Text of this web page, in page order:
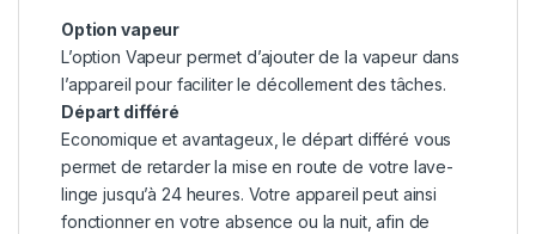
Option vapeur
L’option Vapeur permet d’ajouter de la vapeur dans
l’appareil pour faciliter le décollement des tâches.
Départ différé
Economique et avantageux, le départ différé vous
permet de retarder la mise en route de votre lave-
linge jusqu’à 24 heures. Votre appareil peut ainsi
fonctionner en votre absence ou la nuit, afin de